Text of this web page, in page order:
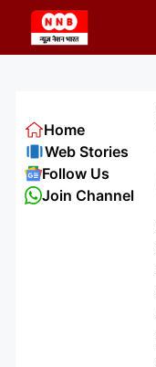
content
Home
Web Stories
Follow Us
Join Channel